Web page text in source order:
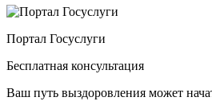
Портал Госуслуги
Бесплатная консультация
Ваш путь выздоровления может